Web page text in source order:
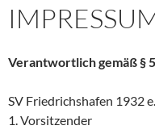
Verantwortlich gemäß §
SV Friedrichshafen 1932
1. Vorsitzender